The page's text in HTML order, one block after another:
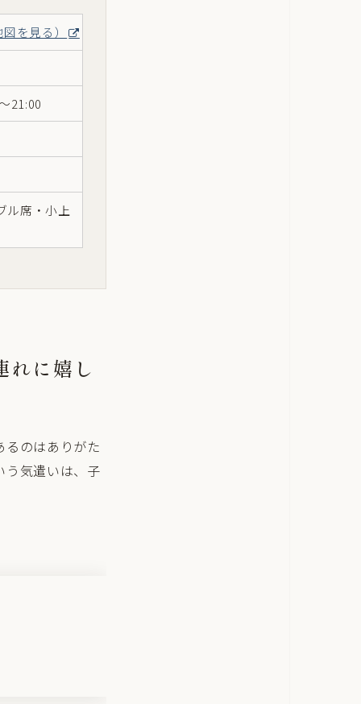
を見る）
21:00
ル席・小上
に嬉し
るのはありがた
う気遣いは、子